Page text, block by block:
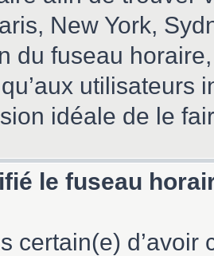
New York,
du fuseau
utilisateurs
idéale de le
le fuseau
certain(e)